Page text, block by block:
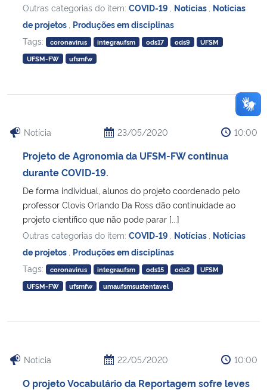
Outras categorias do item: COVID-19 Notícias Notícias
de projetos Produções em disciplinas
Tags:
coronavirus integraufsm ods17 ods9
UFSM
UFSM-FW
ufsmfw
Notícia 23/05/2020 10:00
Projeto de Agronomia da UFSM-FW continua
durante COVID-19.
De forma individual, alunos do projeto coordenado pelo
professor Clovis Orlando Da Ross dão continuidade ao
projeto científico que não pode parar [...]
Outras categorias do item: COVID-19 Notícias Notícias
de projetos Produções em disciplinas
Tags:
coronavirus integraufsm ods15 ods2
UFSM
UFSM-FW
ufsmfw umaufsmsustentavel
Notícia 22/05/2020 10:00
O projeto Vocabulário da Reportagem sofre leves